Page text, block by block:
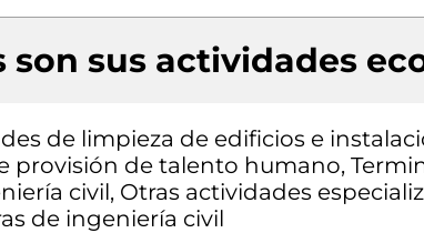
son sus actividades
de limpieza de edificios e
provisión de talento humano,
civil, Otras actividades
de ingeniería civil